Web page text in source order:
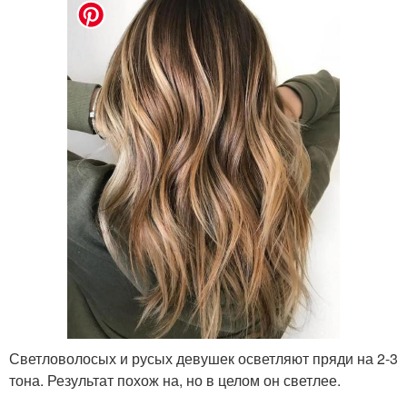
Светловолосых и русых девушек осветляют пряди на 2-3
тона. Результат похож на, но в целом он светлее.